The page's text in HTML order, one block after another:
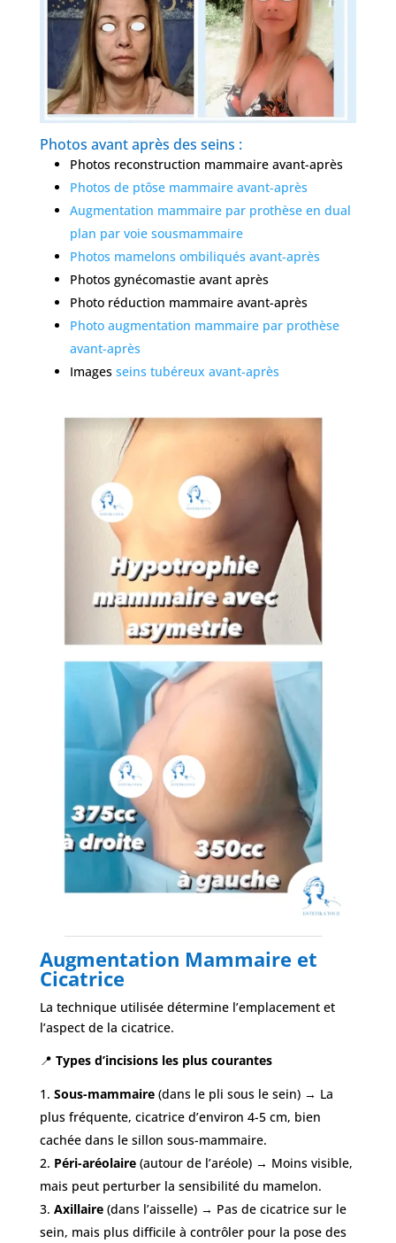
Photos avant après des seins :
Photos reconstruction mammaire avant-après
Photos de ptôse mammaire avant-après
Augmentation mammaire par prothèse en dual
plan par voie sousmammaire
Photos mamelons ombiliqués avant-après
Photos gynécomastie avant après
Photo réduction mammaire avant-après
Photo augmentation mammaire par prothèse
avant-après
Images seins tubéreux avant-après
Augmentation Mammaire et
Cicatrice
La technique utilisée détermine l’emplacement et
l’aspect de la cicatrice.
📍 Types d’incisions les plus courantes
Sous-mammaire(dans le pli sous le sein) → La
plus fréquente, cicatrice d’environ 4-5 cm, bien
cachée dans le sillon sous-mammaire.
Péri-aréolaire(autour de l’aréole) → Moins visible,
mais peut perturber la sensibilité du mamelon.
Axillaire(dans l’aisselle) → Pas de cicatrice sur le
sein, mais plus difficile à contrôler pour la pose des